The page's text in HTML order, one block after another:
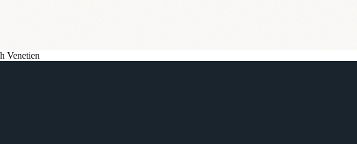
Venetien